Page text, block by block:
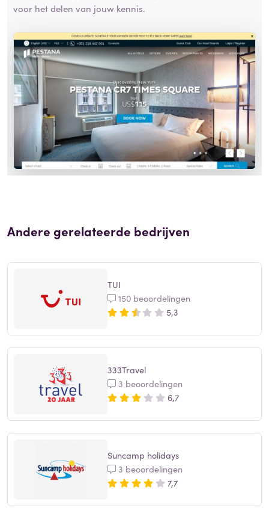
voor het delen van jouw kennis.
Andere gerelateerde bedrijven
TUI
150 beoordelingen
5,3
333Travel
3 beoordelingen
6,7
Suncamp holidays
3 beoordelingen
7,7